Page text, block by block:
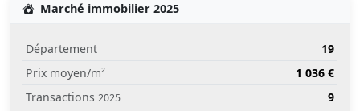
Marché immobilier 2025
Département
19
Prix moyen/m²
1 036 €
Transactions 2025
9